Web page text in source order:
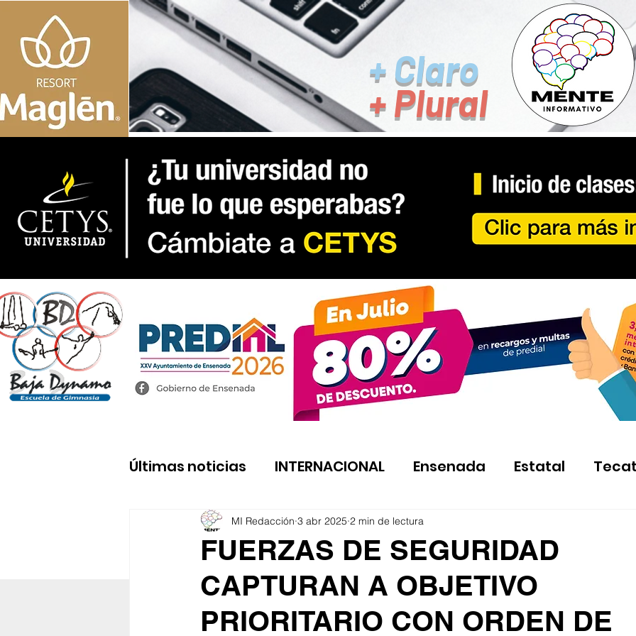
+ Claro
+ Plural
Últimas noticias INTERNACIONAL Ensenada Estatal
FUERZAS DE SEGURIDAD
CAPTURAN A OBJETIVO
PRIORITARIO CON ORDEN DE
MI Redacción 3 abr 2025 2 min de lectura